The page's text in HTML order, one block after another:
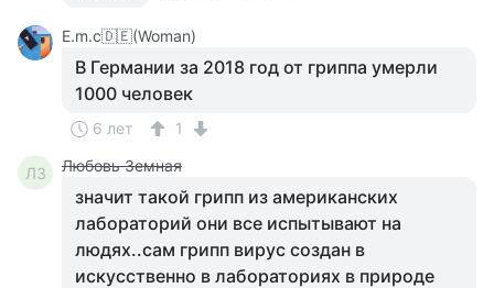
Е.m.c🇩🇪(Woman)
В Германии за 2018 год от гриппа умерли
1000 человек
6 лет 1
ЛЗ Любовь Земная
значит такой грипп из американских
лабораторий они все испытывают на
людях..сам грипп вирус создан в
искусственно в лабораториях в природе